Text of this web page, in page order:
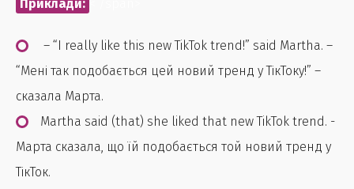
Приклади:
– “I really like this new TikTok trend!” said Martha. –
“Мені так подобається цей новий тренд у ТікТоку!” –
сказала Марта.
Martha said (that) she liked that new TikTok trend. -
Марта сказала, що їй подобається той новий тренд у
ТікТок.